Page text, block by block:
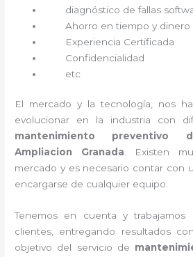
diagnóstico de fallas
Ahorro en tiempo y dinero
Experiencia Certificada
Confidencialidad
etc
El mercado y la tecnología, nos
evolucionar en la industria con
mantenimiento preventivo
Ampliacion Granada . Existen
mercado y es necesario contar con
encargarse de cualquier equipo.
Tenemos en cuenta y
clientes, entregando resultados
objetivo del servicio de